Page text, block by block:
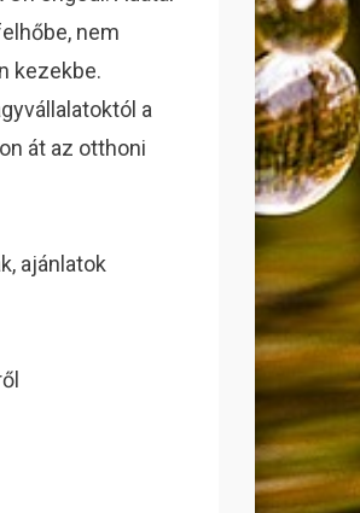
nem
kezekbe.
a
át az otthoni
ajánlatok